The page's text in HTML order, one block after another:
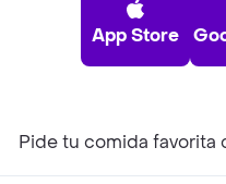
App Store
Pide tu comida favorita